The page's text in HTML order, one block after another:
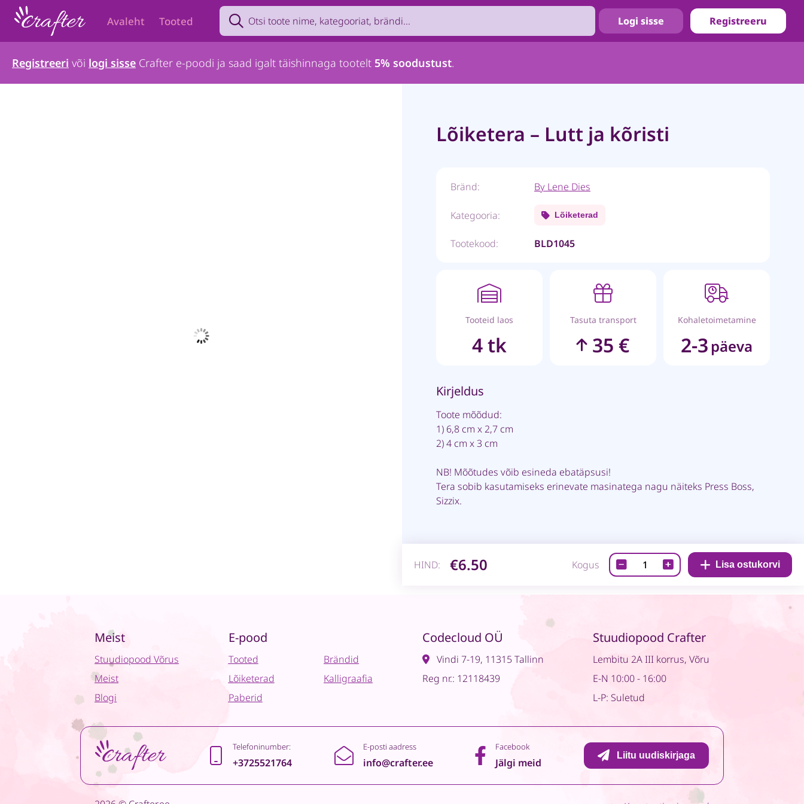
Avaleht Tooted
Search product by name, brand, category...
Logi sisse Registreeru
Registreeri või logi sisse Crafter e-poodi ja saad igalt täishinnaga tootelt 5% soodustust.
Lõiketera – Lutt ja kõristi
Bränd: By Lene Dies
Kategooria: Lõiketerad
Tootekood: BLD1045
Tooteid laos
4 tk
Tasuta transport
35 €
Kohaletoimetamine
2-3 päeva
Kirjeldus
Toote mõõdud:
1) 6,8 cm x 2,7 cm
2) 4 cm x 3 cm
NB! Mõõtudes võib esineda ebatäpsusi!
Tera sobib kasutamiseks erinevate masinatega nagu näiteks Press Boss,
Sizzix.
HIND: €6.50 Kogus
Lõiketera
-
Lutt
quantity
Lisa ostukorvi
Meist
Stuudiopood Võrus
Meist
Blogi
E-pood
Tooted
Lõiketerad
Paberid
Brändid
Kalligraafia
Codecloud OÜ
Vindi 7-19, 11315 Tallinn
Reg nr.: 12118439
Stuudiopood Crafter
Lembitu 2A III korrus, Võru
E-N 10:00 - 16:00
L-P: Suletud
Telefoninumber:
+3725521764
E-posti aadress
info@crafter.ee
Facebook
Jälgi meid
Liitu uudiskirjaga